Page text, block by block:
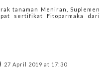
tanaman Meniran, Suplemen
sertifikat Fitoparmaka dari
27 April 2019 at 17:30